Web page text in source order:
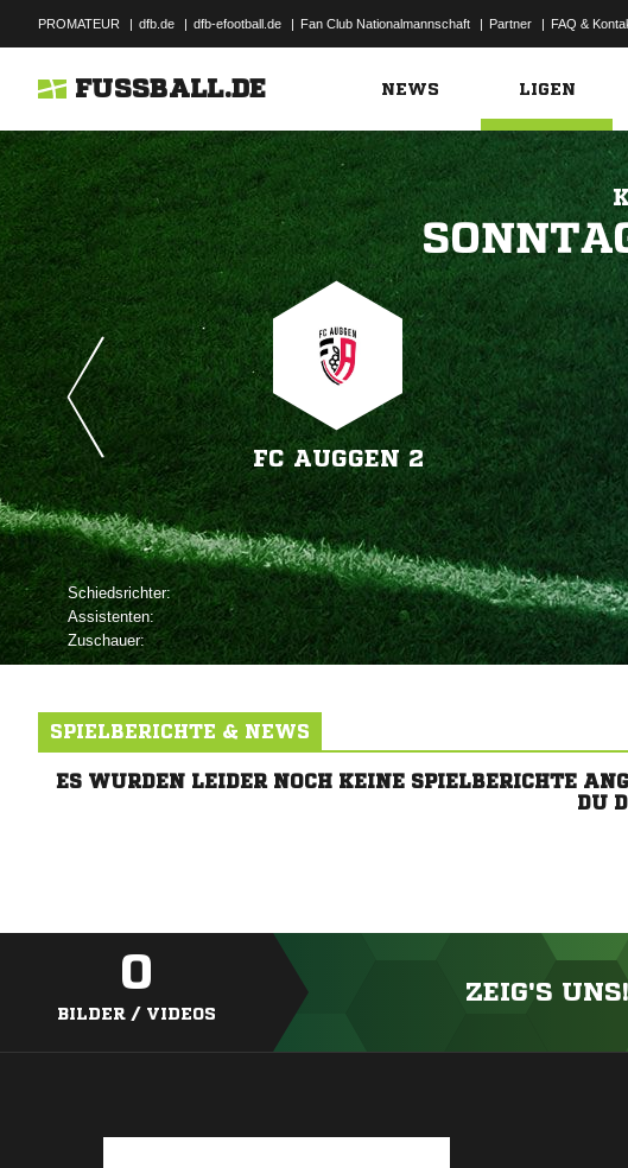
PROMATEUR | dfb.de | dfb-efootball.de | Fan Club Nationalmannschaft | Partner | FAQ &
FUSSBALL.DE NEWS LIGEN
FC AUGGEN 2
Schiedsrichter:
Assistenten:
Zuschauer:
SPIELBERICHTE & NEWS
ES WURDEN LEIDER NOCH KEINE SPIELBERICHTE
DU
0
BILDER / VIDEOS
ZEIG'S